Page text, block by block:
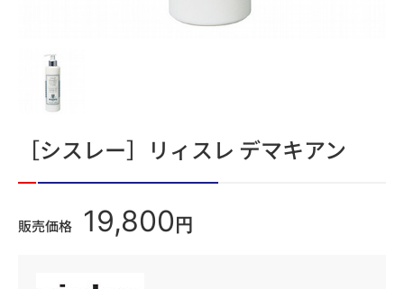
［シスレー］リィスレ デマキアン
販売価格 19,800 円